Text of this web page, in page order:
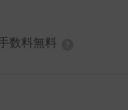
数料無料